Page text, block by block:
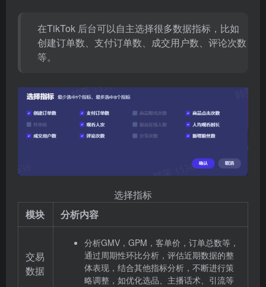
在TikTok 后台可以自主选择很多数据指标，比如
创建订单数、支付订单数、成交用户数、评论次数
等。
选择指标
模块
分析内容
交易
数据
分析GMV，GPM，客单价，订单总数等，
通过周期性环比分析，评估近期数据的整
体表现，结合其他指标分析，不断进行策
略调整，如优化选品、主播话术、引流等